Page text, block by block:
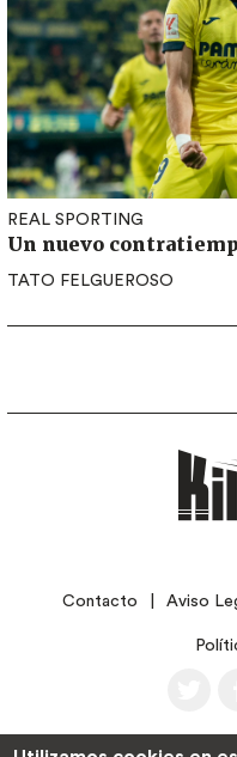
REAL SPORTING
Un nuevo
TATO FELGUEROSO
LEGALContacto Aviso